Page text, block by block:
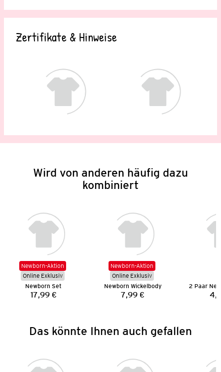
Zertifikate & Hinweise
Wird von anderen häufig dazu
kombiniert
Newborn-Aktion
Online Exklusiv
Newborn Set
Preis:
17,99 €
Newborn-Aktion
Online Exklusiv
Newborn Wickelbody
Preis:
7,99 €
Das könnte Ihnen auch gefallen